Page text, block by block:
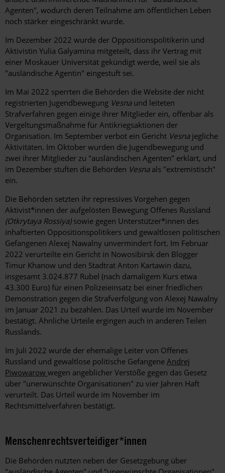
Agenten", wodurch deren Teilnahme am öffentlichen Leben
noch stärker eingeschränkt wurde.
Im Dezember 2022 wurde der Oppositionspolitikerin und
Aktivistin Yulia Galyamina mitgeteilt, dass ihr Vertrag mit
einer Moskauer Universität gekündigt werde, weil sie als
"ausländische Agentin" eingestuft sei.
Im Mai 2022 sperrten die Behörden die Website der nicht
registrierten Jugendbewegung Vesnaund leiteten
Strafverfahren gegen einige ihrer Mitglieder ein, offenbar als
Vergeltungsmaßnahme für Antikriegsaktionen der
Organisation. Im September verbot ein Gericht Vesna jegliche
Aktivitäten. Im Oktober wurden die Jugendbewegung und
zwei ihrer Mitglieder zu "ausländischen Agenten" erklärt, und
im Dezember stuften die Behörden Vesna als "extremistisch"
ein.
Die Behörden setzten ihr repressives Vorgehen gegen
Aktivist*innen der aufgelösten Bewegung Offenes Russland
(Otkrytaya Rossiya) sowie gegen Unterstützer*innen des
inhaftierten Oppositionspolitikers und gewaltlosen politischen
Gefangenen Alexej Nawalny unvermindert fort. Im Februar
2022 verurteilte ein Gericht in Nowosibirsk den Blogger
Timur Khanow und den Stadtrat Anton Kartawin dazu,
insgesamt 3.024.877 Rubel (nach damaligem Kurs etwa
43.300 Euro) für einen Polizeieinsatz bei einer friedlichen
Demonstration gegen die Strafverfolgung von Alexej Nawalny
im Januar 2021 zu bezahlen. Das Urteil wurde im November
bestätigt. Ähnliche Urteile ergingen auch in anderen Teilen
Russlands.
Im Juli 2022 wurde der ehemalige Leiter von Offenes
Russland und gewaltlose politische Gefangene Andrej
Piwowarow wegen angeblicher Verstöße gegen das Gesetz
über "unerwünschte Organisationen" zu vier Jahren Haft
verurteilt. Das Urteil wurde im November im
Rechtsmittelverfahren bestätigt.
Menschenrechtsverteidiger*innen
Die Behörden nutzten neben der Gesetzgebung über